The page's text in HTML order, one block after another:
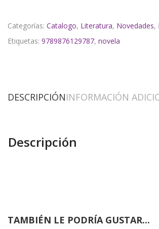
Categorías: Catalogo, Literatura, Novedades,
Etiquetas: 9789876129787, novela
DESCRIPCIÓNINFORMACIÓN
Descripción
TAMBIÉN LE PODRÍA GUSTAR...